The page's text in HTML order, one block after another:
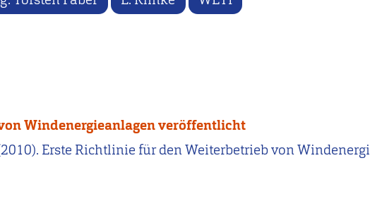
Windenergieanlagen veröffentlicht
(2010). Erste Richtlinie für den Weiterbetrieb von